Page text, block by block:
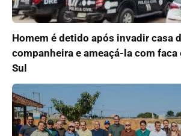
Homem é detido após invadir casa
companheira e ameaçá-la com faca
Sul